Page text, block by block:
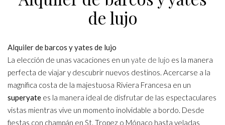
de lujo
Alquiler de barcos y yates de lujo
La elección de unas vacaciones en un yate de lujo es la manera
perfecta de viajar y descubrir nuevos destinos. Acercarse a la
magnífica costa de la majestuosa Riviera Francesa en un
superyate es la manera ideal de disfrutar de las espectaculares
vistas mientras vive un momento inolvidable a bordo. Desde
fiestas con champán en St. Tropez o Mónaco hasta veladas